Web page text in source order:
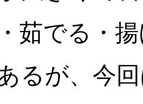
茹でる・
るが、今